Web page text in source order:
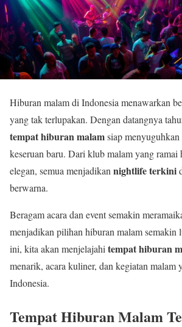
Hiburan malam di Indonesia menawarkan
yang tak terlupakan. Dengan datangnya
tempat hiburan malamsiap
keseruan baru. Dari klub malam yang ramai
elegan, semua menjadikan nightlife terkini
berwarna.
Beragam acara dan event semakin
menjadikan pilihan hiburan malam semakin
ini, kita akan menjelajahi tempat hiburan
menarik, acara kuliner, dan kegiatan malam
Indonesia.
Tempat Hiburan Malam